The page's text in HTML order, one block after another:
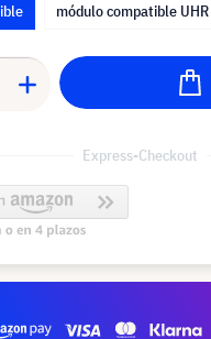
módulo compatible UHR
Express-Checkout